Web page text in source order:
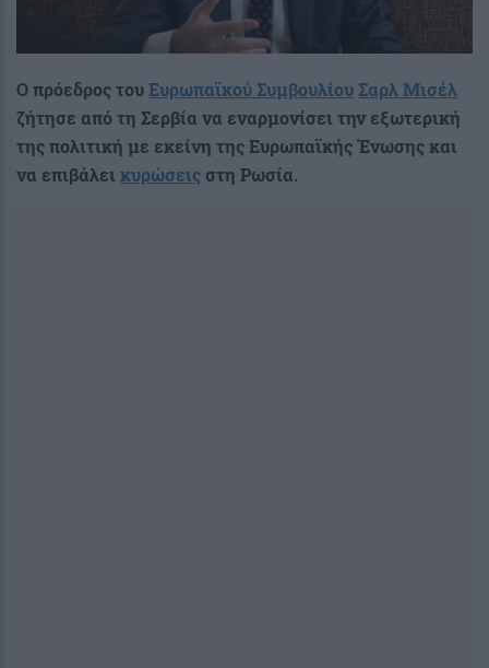
Ο πρόεδρος τουΕυρωπαϊκού Συμβουλίου Σαρλ Μισέλ
ζήτησε από τη Σερβία να εναρμονίσει την εξωτερική
της πολιτική με εκείνη της Ευρωπαϊκής Ένωσης και
να επιβάλει κυρώσεις στη Ρωσία.